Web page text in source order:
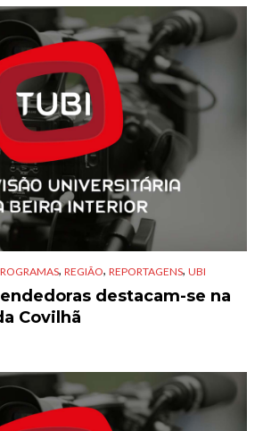
, REGIÃO, REPORTAGENS, UBI
destacam-se na
Covilhã